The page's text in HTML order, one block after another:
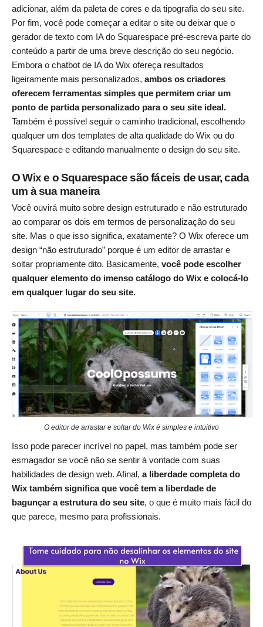
adicionar, além da paleta de cores e da tipografia do seu site.
Por fim, você pode começar a editar o site ou deixar que o
gerador de texto com IA do Squarespace pré-escreva parte do
conteúdo a partir de uma breve descrição do seu negócio.
Embora o chatbot de IA do Wix ofereça resultados
ligeiramente mais personalizados, ambos os criadores
oferecem ferramentas simples que permitem criar um
ponto de partida personalizado para o seu site ideal.
Também é possível seguir o caminho tradicional, escolhendo
qualquer um dos templates de alta qualidade do Wix ou do
Squarespace e editando manualmente o design do seu site.
O Wix e o Squarespace são fáceis de usar, cada
um à sua maneira
Você ouvirá muito sobre design estruturado e não estruturado
ao comparar os dois em termos de personalização do seu
site. Mas o que isso significa, exatamente? O Wix oferece um
design “não estruturado” porque é um editor de arrastar e
soltar propriamente dito. Basicamente, você pode escolher
qualquer elemento do imenso catálogo do Wix e colocá-lo
em qualquer lugar do seu site.
O editor de arrastar e soltar do Wix é simples e intuitivo
Isso pode parecer incrível no papel, mas também pode ser
esmagador se você não se sentir à vontade com suas
habilidades de design web. Afinal, a liberdade completa do
Wix também significa que você tem a liberdade de
bagunçar a estrutura do seu site, o que é muito mais fácil do
que parece, mesmo para profissionais.